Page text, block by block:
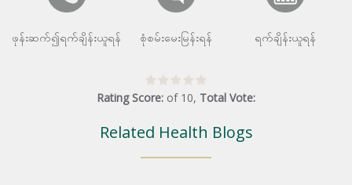
ဖုန်းဆက်၍ရက်ချိန်းယူရန် စုံစမ်းမေးမြန်းရန် ရက်ချိန်းယူရန်
Rating Score: of 10, Total Vote:
Related Health Blogs